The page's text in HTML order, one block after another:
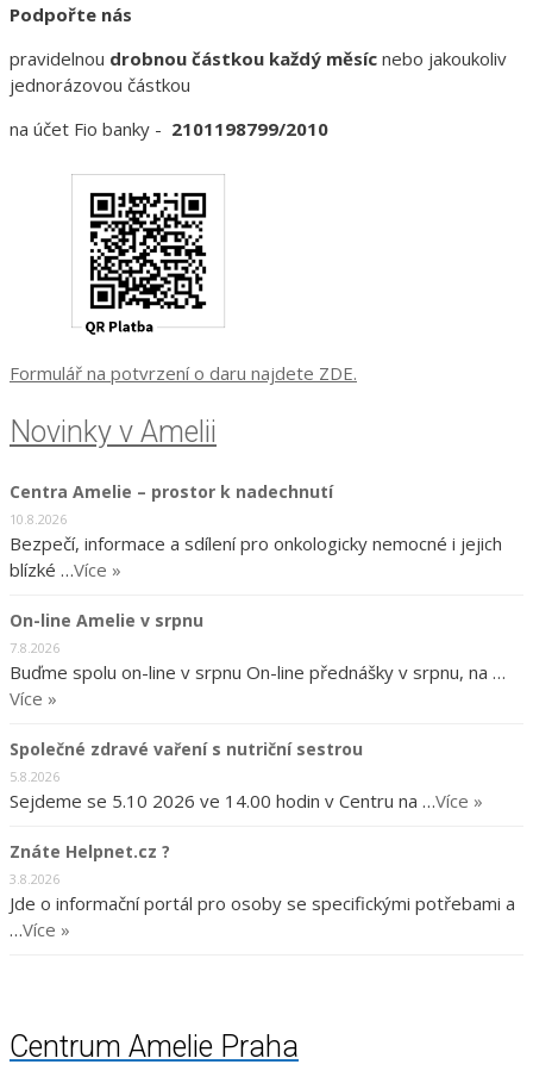
Podpořte nás
pravidelnou drobnou částkou každý měsíc nebo jakoukoliv
jednorázovou částkou
na účet Fio banky - 2101198799/2010
Formulář na potvrzení o daru najdete ZDE.
Novinky v Amelii
Centra Amelie – prostor k nadechnutí
10.8.2026
Bezpečí, informace a sdílení pro onkologicky nemocné i jejich
blízké …Více »
On-line Amelie v srpnu
7.8.2026
Buďme spolu on-line v srpnu On-line přednášky v srpnu, na …
Více »
Společné zdravé vaření s nutriční sestrou
5.8.2026
Sejdeme se 5.10 2026 ve 14.00 hodin v Centru na …Více »
Znáte Helpnet.cz ?
3.8.2026
Jde o informační portál pro osoby se specifickými potřebami a
…Více »
Centrum Amelie Praha